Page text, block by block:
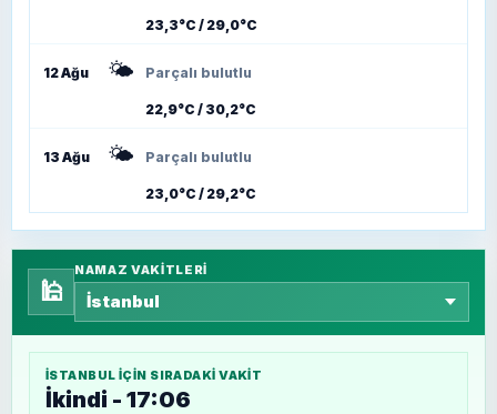
23,3°C / 29,0°C
12 Ağu 🌤️ Parçalı bulutlu
22,9°C / 30,2°C
13 Ağu 🌤️ Parçalı bulutlu
23,0°C / 29,2°C
🕌
NAMAZ VAKITLERI
İSTANBUL IÇIN SIRADAKI VAKIT
İkindi - 17:06